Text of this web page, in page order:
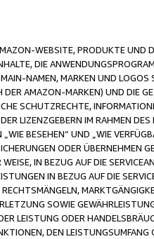
WEBSITE, PRODUKTE UND
DIE
NAMEN, MARKEN UND
DER AMAZON-MARKEN) UND DIE
SCHUTZRECHTE,
LIZENZGEBERN IM RAHMEN
„WIE BESEHEN“ UND „WIE
ODER ÜBERNEHMEN
IN BEZUG AUF DIE
IN BEZUG AUF DIE
SOWIE
LEISTUNG ODER
DEN